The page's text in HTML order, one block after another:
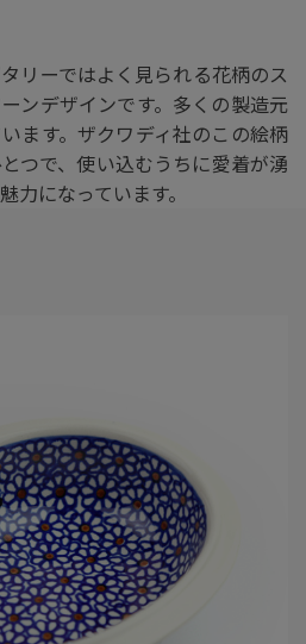
リーではよく見られる花柄のス
ンデザインです。多くの製造元
ます。ザクワディ社のこの絵柄
つで、使い込むうちに愛着が湧
力になっています。